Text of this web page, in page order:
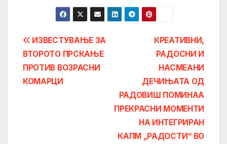
Post
navigation
КРЕАТИВНИ,
РАДОСНИ И
НАСМЕАНИ
ДЕЧИЊАТА ОД
РАДОВИШ ПОМИНАА
ПРЕКРАСНИ МОМЕНТИ
НА ИНТЕГРИРАН
КАПМ „РАДОСТИ“ ВО
ИЗВЕСТУВАЊЕ ЗА
ВТОРОТО ПРСКАЊЕ
ПРОТИВ ВОЗРАСНИ
КОМАРЦИ